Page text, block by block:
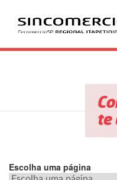
Escolha uma página